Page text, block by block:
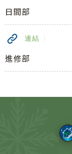
日間部
連結
進修部